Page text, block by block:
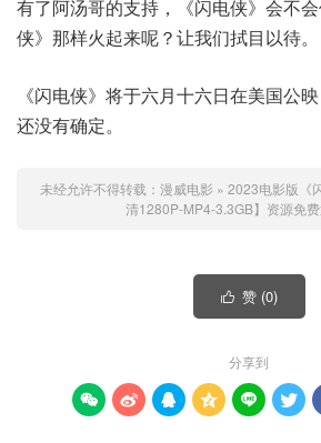
有了阿汤哥的支持，《闪电侠》会不
侠》那样火起来呢？让我们拭目以待。
《闪电侠》将于六月十六日在美国公
还没有确定。
未经允许不得转载： 漫威电影 » 2023电影版《
清1280P-MP4-3.3GB】资源免
 赞 (0)
分享到
     